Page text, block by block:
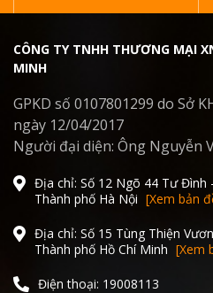
CÔNG TY TNHH THƯƠNG MẠI
MINH
GPKD số 0107801299 do Sở
ngày 12/04/2017
Người đại diện: Ông Nguyễn
Địa chỉ: Số 12 Ngõ 44 Tư Đình
Thành phố Hà Nội [Xem bản
Địa chỉ: Số 15 Tùng Thiện
Thành phố Hồ Chí Minh [Xem
Điện thoại: 19008113